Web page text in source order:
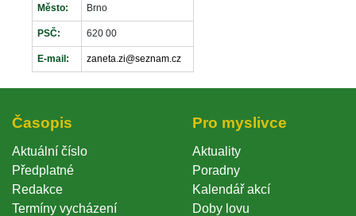
Město: Brno
PSČ: 620 00
E-mail: zaneta.zi@seznam.cz
Časopi
Aktuální číslo
Předplatné
Redakce
Termíny vycházení
Pro myslivce
Aktuality
Poradny
Kalendář akcí
Doby lovu